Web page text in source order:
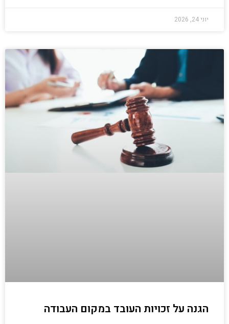
יוני 24, 2026
הגנה על זכויות העובד במקום העבודה